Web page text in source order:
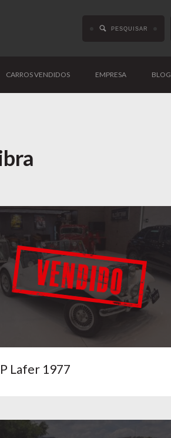
PESQUISAR
CARROS VENDIDOS EMPRESA BLOG
Lafer 1977